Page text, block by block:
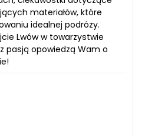
materiałów, które
idealnej podróży.
Lwów w towarzystwie
pasją opowiedzą Wam o